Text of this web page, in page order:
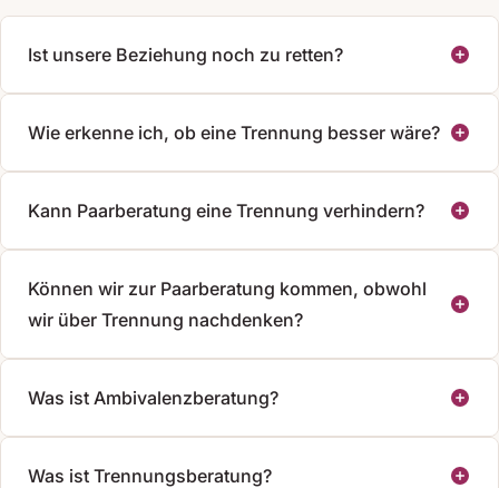
Ist unsere Beziehung noch zu retten?
Wie erkenne ich, ob eine Trennung besser wäre?
Kann Paarberatung eine Trennung verhindern?
Können wir zur Paarberatung kommen, obwohl
wir über Trennung nachdenken?
Was ist Ambivalenzberatung?
Was ist Trennungsberatung?